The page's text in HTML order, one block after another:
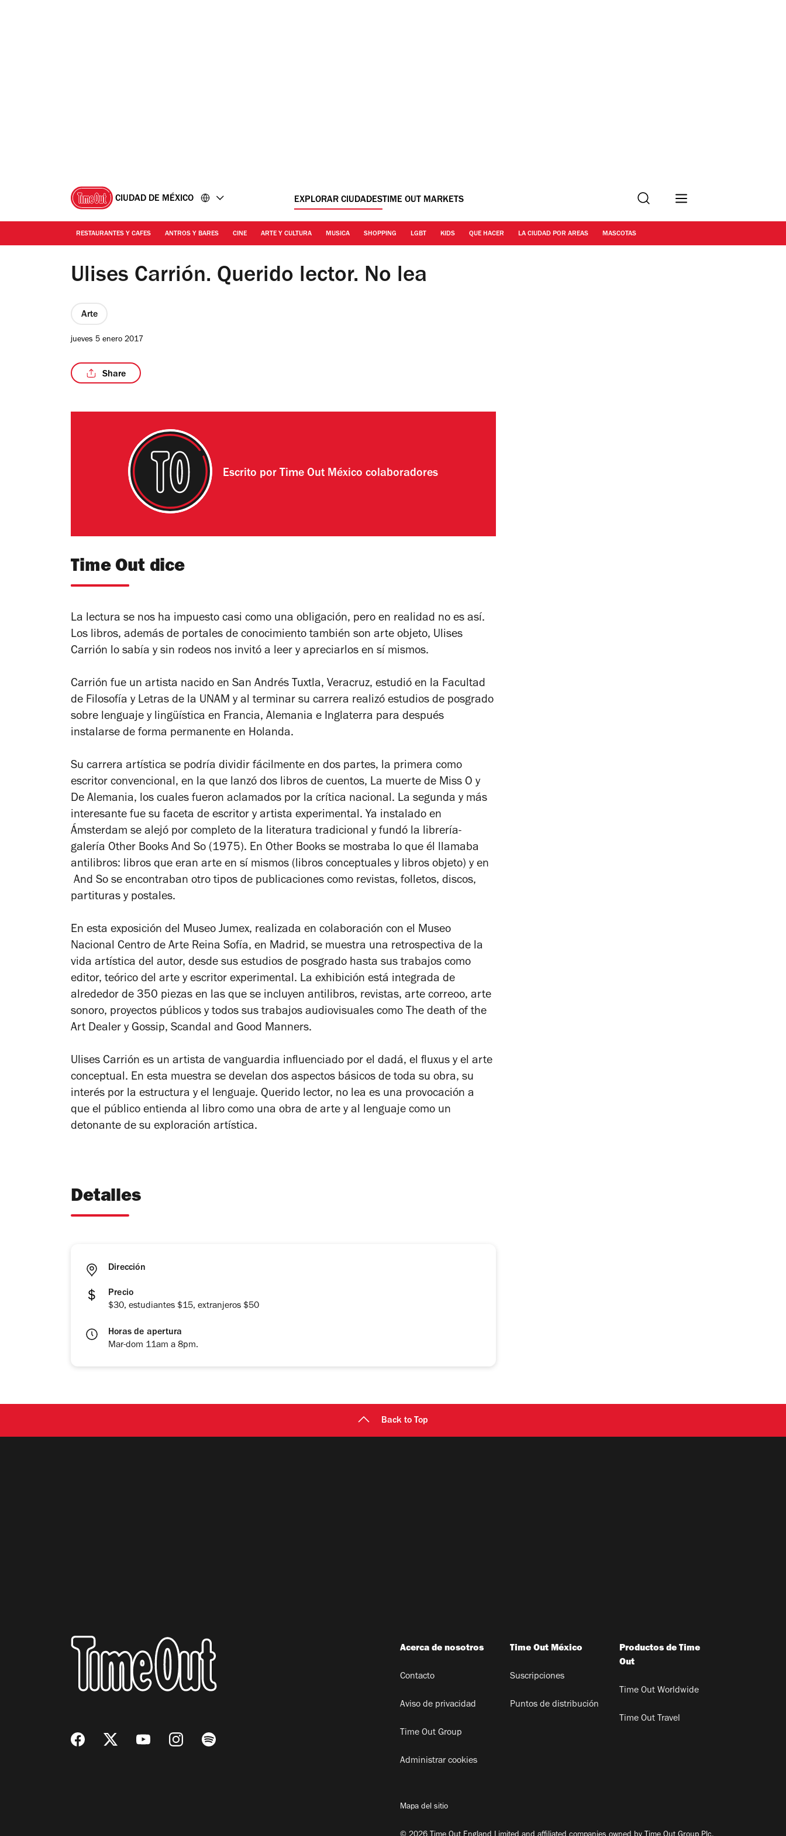
CIUDAD DE MÉXICO EXPLORAR CIUDADESTIME OUT MARKETS Buscar
RESTAURANTES Y CAFES ANTROS Y BARES CINE ARTE Y CULTURA MUSICA SHOPPING LGBT KIDS QUE HACER LA CIUDAD POR AREAS MASCOTAS
Ulises Carrión. Querido lector. No lea
Arte
jueves 5 enero 2017
Share
Escrito por Time Out México colaboradores
Time Out dice
La lectura se nos ha impuesto casi como una obligación, pero en realidad no es así.
Los libros, además de portales de conocimiento también son arte objeto, Ulises
Carrión lo sabía y sin rodeos nos invitó a leer y apreciarlos en sí mismos.
Carrión fue un artista nacido en San Andrés Tuxtla, Veracruz, estudió en la Facultad
de Filosofía y Letras de la UNAM y al terminar su carrera realizó estudios de posgrado
sobre lenguaje y lingüística en Francia, Alemania e Inglaterra para después
instalarse de forma permanente en Holanda.
Su carrera artística se podría dividir fácilmente en dos partes, la primera como
escritor convencional, en la que lanzó dos libros de cuentos, La muerte de Miss O y
De Alemania, los cuales fueron aclamados por la crítica nacional. La segunda y más
interesante fue su faceta de escritor y artista experimental. Ya instalado en
Ámsterdam se alejó por completo de la literatura tradicional y fundó la librería-
galería Other Books And So (1975). En Other Books se mostraba lo que él llamaba
antilibros: libros que eran arte en sí mismos (libros conceptuales y libros objeto) y en
And So se encontraban otro tipos de publicaciones como revistas, folletos, discos,
partituras y postales.
En esta exposición del Museo Jumex, realizada en colaboración con el Museo
Nacional Centro de Arte Reina Sofía, en Madrid, se muestra una retrospectiva de la
vida artística del autor, desde sus estudios de posgrado hasta sus trabajos como
editor, teórico del arte y escritor experimental. La exhibición está integrada de
alrededor de 350 piezas en las que se incluyen antilibros, revistas, arte correoo, arte
sonoro, proyectos públicos y todos sus trabajos audiovisuales como The death of the
Art Dealer y Gossip, Scandal and Good Manners.
Ulises Carrión es un artista de vanguardia influenciado por el dadá, el fluxus y el arte
conceptual. En esta muestra se develan dos aspectos básicos de toda su obra, su
interés por la estructura y el lenguaje. Querido lector, no lea es una provocación a
que el público entienda al libro como una obra de arte y al lenguaje como un
detonante de su exploración artística.
Detalles
Dirección
Precio
$30, estudiantes $15, extranjeros $50
Horas de apertura
Mar-dom 11am a 8pm.
Back to Top
Acerca de nosotros
Contacto
Aviso de privacidad
Time Out Group
Administrar cookies
Time Out México
Suscripciones
Puntos de distribución
Productos de Time
Out
Time Out Worldwide
Time Out Travel
Mapa del sitio